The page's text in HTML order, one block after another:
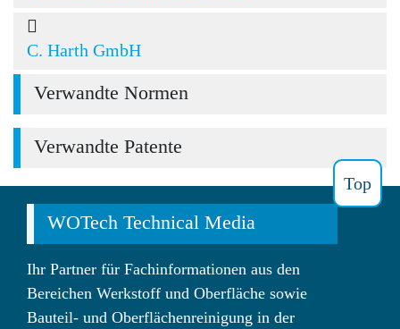
C. Harth GmbH
Verwandte Normen
Verwandte Patente
Top
WOTech Technical Media
Ihr Partner für Fachinformationen aus den
Bereichen Werkstoff und Oberfläche sowie
Bauteil- und Oberflächenreinigung in der